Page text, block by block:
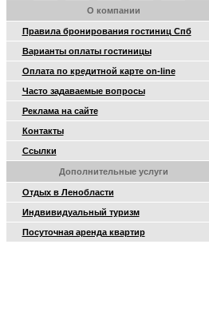
О компании
Правила бронирования гостиниц Спб
Варианты оплаты гостиницы
Оплата по кредитной карте on-line
Часто задаваемые вопросы
Реклама на сайте
Контакты
Ссылки
Дополнительные услуги
Отдых в Ленобласти
Индвивидуальный туризм
Посуточная аренда квартир